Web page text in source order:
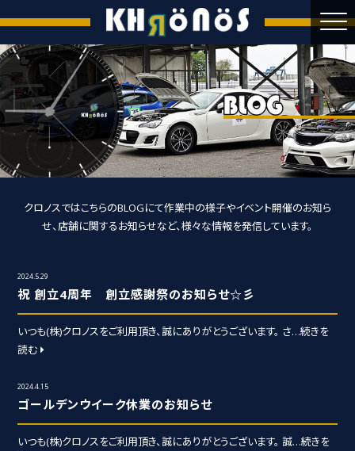
クロノスではこちらのBLOGにて作業中の様子やイベント開催のお知ら
せ、店舗に関するお知らせなど、様々な情報を発信しています。
2024.5.29
祝 創立4周年 創立感謝祭のお知らせ☆彡
いつも(株)クロノスをご利用頂き、誠にありがとうございます。 さ…続きを
読む
2024.4.15
ゴールデンウイーク休業のお知らせ
いつも(株)クロノスをご利用頂き、誠にありがとうございます。 誠…続きを